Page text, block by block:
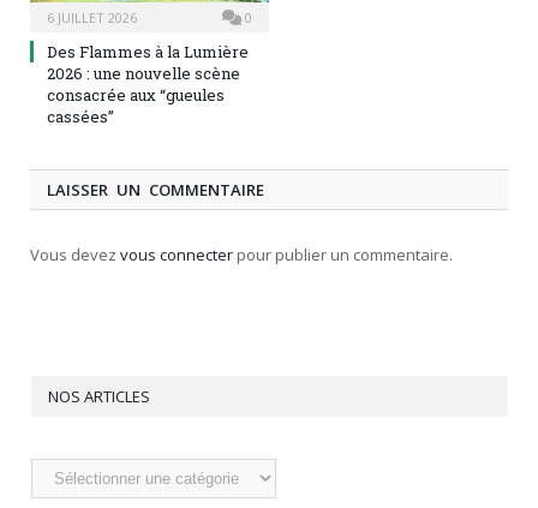
6 JUILLET 2026 0
Des Flammes à la Lumière
2026 : une nouvelle scène
consacrée aux “gueules
cassées”
LAISSER UN COMMENTAIRE
Vous devez vous connecter pour publier un commentaire.
NOS ARTICLES
Nos
articles